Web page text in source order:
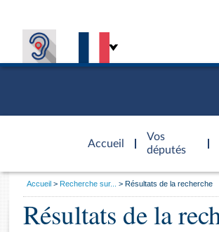
Accueil
d'accueil
Vos
députés
Général
Vous
Accueil Recherche sur... Résultats de la recherche
Résultats de la